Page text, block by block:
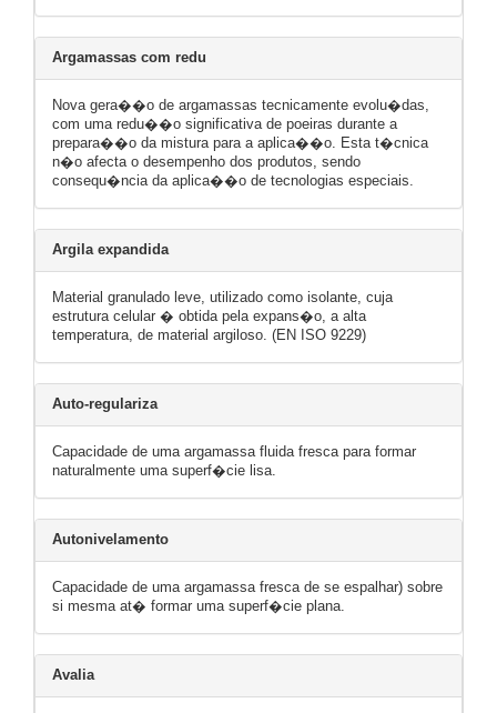
Argamassas com redu
Nova gera��o de argamassas tecnicamente evolu�das,
com uma redu��o significativa de poeiras durante a
prepara��o da mistura para a aplica��o. Esta t�cnica
n�o afecta o desempenho dos produtos, sendo
consequ�ncia da aplica��o de tecnologias especiais.
Argila expandida
Material granulado leve, utilizado como isolante, cuja
estrutura celular � obtida pela expans�o, a alta
temperatura, de material argiloso. (EN ISO 9229)
Auto-regulariza
Capacidade de uma argamassa fluida fresca para formar
naturalmente uma superf�cie lisa.
Autonivelamento
Capacidade de uma argamassa fresca de se espalhar) sobre
si mesma at� formar uma superf�cie plana.
Avalia